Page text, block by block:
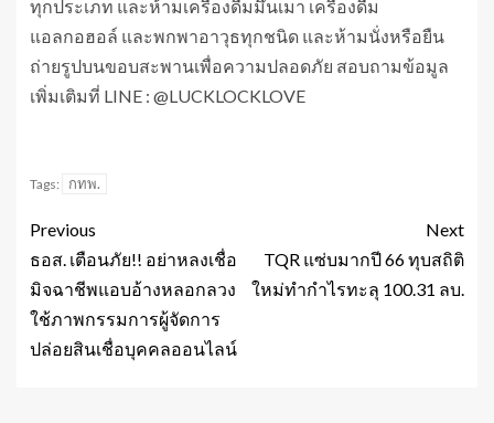
ทุกประเภท และห้ามเครื่องดื่มมึนเมา เครื่องดื่ม
แอลกอฮอล์ และพกพาอาวุธทุกชนิด และห้ามนั่งหรือยืน
ถ่ายรูปบนขอบสะพานเพื่อความปลอดภัย สอบถามข้อมูล
เพิ่มเติมที่ LINE : @LUCKLOCKLOVE
Tags: กทพ.
Previous
ธอส. เตือนภัย!! อย่าหลงเชื่อ
มิจฉาชีพแอบอ้างหลอกลวง
ใช้ภาพกรรมการผู้จัดการ
ปล่อยสินเชื่อบุคคลออนไลน์
Next
TQR แซ่บมากปี 66 ทุบสถิติ
ใหม่ทำกำไรทะลุ 100.31 ลบ.